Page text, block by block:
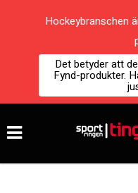
Hockeybranschen
Det betyder att
Fynd-produkter.